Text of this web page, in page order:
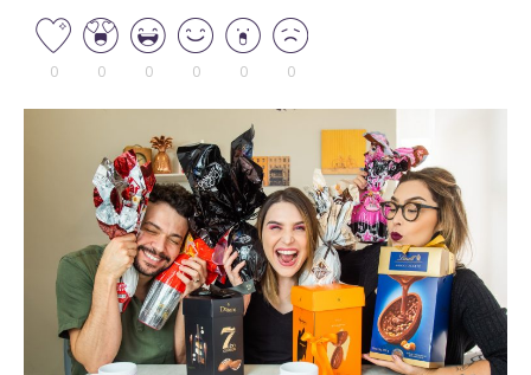
0 0 0 0 0 0